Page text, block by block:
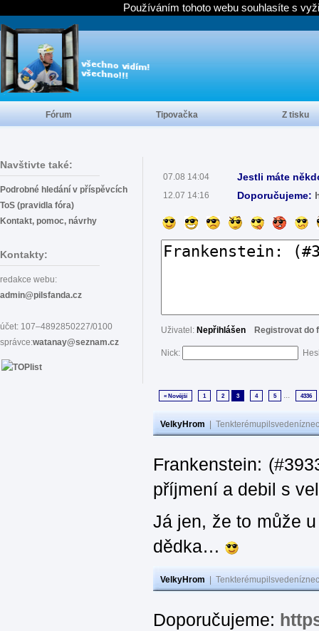
Navštivte také:
Podrobné hledání v příspěvcích
ToS (pravidla fóra)
Kontakt, pomoc, návrhy
Kontakty:
redakce webu:
admin@pilsfanda.cz
účet: 107–4892850227/0100
správce:watanay@seznam.cz
07.08 14:04 Jestli máte
12.07 14:16 Doporučujeme:
Uživatel: Nepřihlášen Registrovat do
Nick:
« Novější 1 2 3 4 5 ... 4336
VelkyHrom
Frankenstein:
příjmení a debil s
Já jen, že to může
dědka…
VelkyHrom
Doporučujeme:
Fórum Tipovačka Z tisku
Používáním tohoto webu souhlasíte s